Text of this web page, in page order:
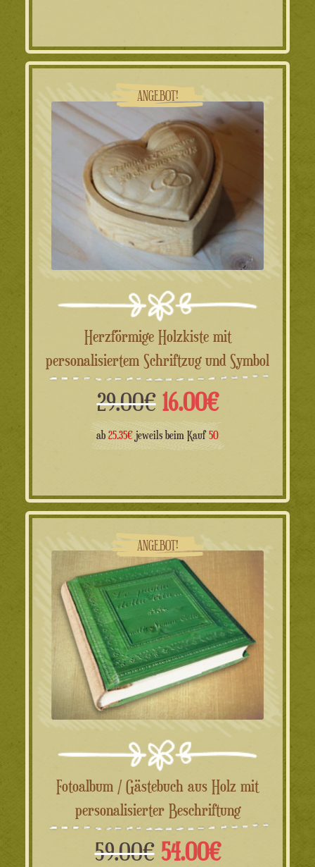
ANGEBOT!
Herzförmige Holzkiste mit
personalisiertem Schriftzug und Symbol
29.00€ Ursprünglicher
Preis
29.00€
16.00€Aktueller
Preis
16.00€.
ab 25.35€jeweils beim Kauf50
ANGEBOT!
Fotoalbum / Gästebuch aus Holz mit
personalisierter Beschriftung
59.00€ Ursprünglicher
54.00€Aktueller